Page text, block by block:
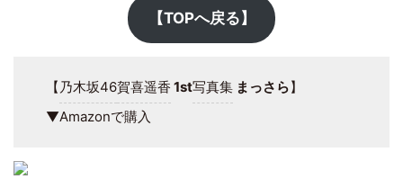
【TOPへ戻る】
【 乃木坂46賀喜遥香 1st写真集まっさら】
▼Amazonで購入